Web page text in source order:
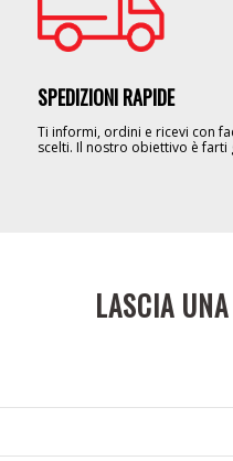
SPEDIZIONI RAPIDE
Ti informi, ordini e ricevi con
scelti. Il nostro obiettivo è farti
LASCIA